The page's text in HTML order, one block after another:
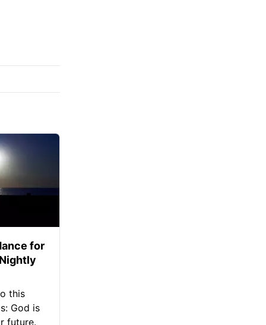
for
this
God is
future.